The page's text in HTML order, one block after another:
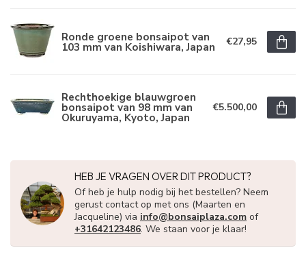
Ronde groene bonsaipot van
103 mm van Koishiwara, Japan €27,95
Rechthoekige blauwgroen
bonsaipot van 98 mm van
Okuruyama, Kyoto, Japan
€5.500,00
HEB JE VRAGEN OVER DIT PRODUCT?
Of heb je hulp nodig bij het bestellen? Neem
gerust contact op met ons (Maarten en
Jacqueline) via info@bonsaiplaza.com of
+31642123486. We staan voor je klaar!